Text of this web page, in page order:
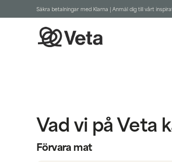
Säkra betalningar med Klarna | Anmäl dig till vårt
Vad vi på Veta
Förvara mat